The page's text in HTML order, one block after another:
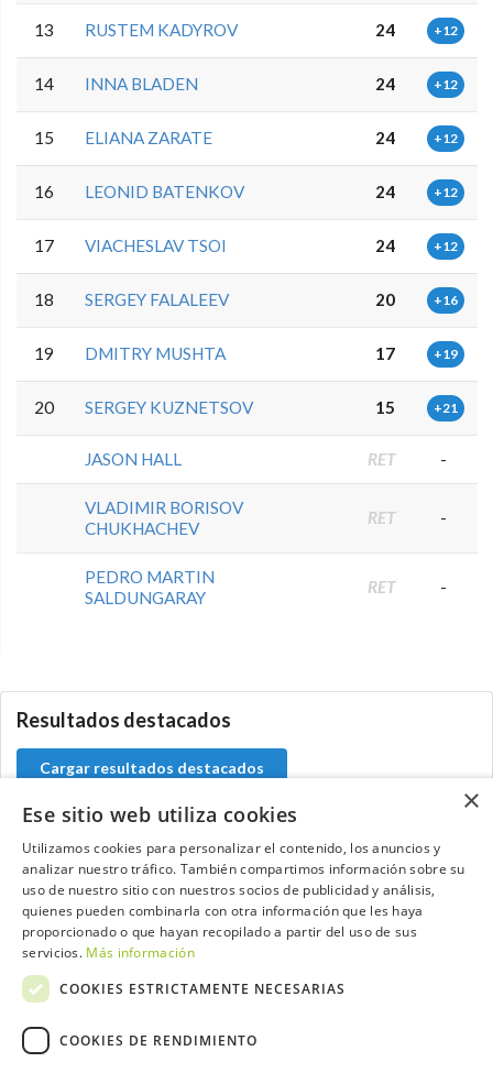
13 RUSTEM KADYROV 24 +12
14 INNA BLADEN 24 +12
15 ELIANA ZARATE 24 +12
16 LEONID BATENKOV 24 +12
17 VIACHESLAV TSOI 24 +12
18 SERGEY FALALEEV 20 +16
19 DMITRY MUSHTA 17 +19
20 SERGEY KUZNETSOV 15 +21
JASON HALL RET -
VLADIMIR BORISOV
CHUKHACHEV
RET -
PEDRO MARTIN
SALDUNGARAY
RET -
Resultados destacados
Cargar resultados destacados
Contacta con el equipo de NextCaddy
Opina Contacta
×
Ese sitio web utiliza cookies
Utilizamos cookies para personalizar el contenido, los anuncios y
analizar nuestro tráfico. También compartimos información sobre su
uso de nuestro sitio con nuestros socios de publicidad y análisis,
quienes pueden combinarla con otra información que les haya
proporcionado o que hayan recopilado a partir del uso de sus
servicios. Más información
COOKIES ESTRICTAMENTE NECESARIAS
COOKIES DE RENDIMIENTO